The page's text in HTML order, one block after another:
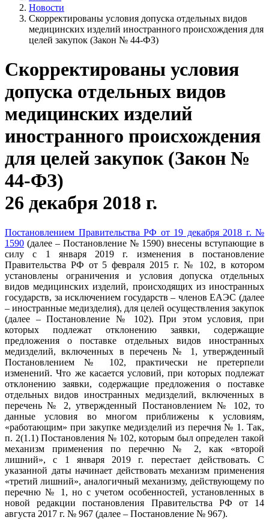
Новости
Скорректированы условия допуска отдельных видов
медицинских изделий иностранного происхождения для
целей закупок (Закон № 44-ФЗ)
Скорректированы условия
допуска отдельных видов
медицинских изделий
иностранного происхождения
для целей закупок (Закон №
44-ФЗ)
26 декабря 2018 г.
Постановлением Правительства РФ от 19 декабря 2018 г. №
1590 (далее – Постановление № 1590) внесены вступающие в
силу с 1 января 2019 г. изменения в постановление
Правительства РФ от 5 февраля 2015 г. № 102, в котором
установлены ограничения и условия допуска отдельных
видов медицинских изделий, происходящих из иностранных
государств, за исключением государств – членов ЕАЭС (далее
– иностранные медизделия), для целей осуществления закупок
(далее – Постановление № 102). При этом условия, при
которых подлежат отклонению заявки, содержащие
предложения о поставке отдельных видов иностранных
медизделий, включенных в перечень № 1, утвержденный
Постановлением № 102, практически не претерпели
изменений. Что же касается условий, при которых подлежат
отклонению заявки, содержащие предложения о поставке
отдельных видов иностранных медизделий, включенных в
перечень № 2, утвержденный Постановлением № 102, то
данные условия во многом приближены к условиям,
«работающим» при закупке медизделий из перечня № 1. Так,
п. 2(1.1) Постановления № 102, которым был определен такой
механизм применения по перечню № 2, как «второй
лишний», с 1 января 2019 г. перестает действовать. С
указанной даты начинает действовать механизм применения
«третий лишний», аналогичный механизму, действующему по
перечню № 1, но с учетом особенностей, установленных в
новой редакции постановления Правительства РФ от 14
августа 2017 г. № 967 (далее – Постановление № 967).